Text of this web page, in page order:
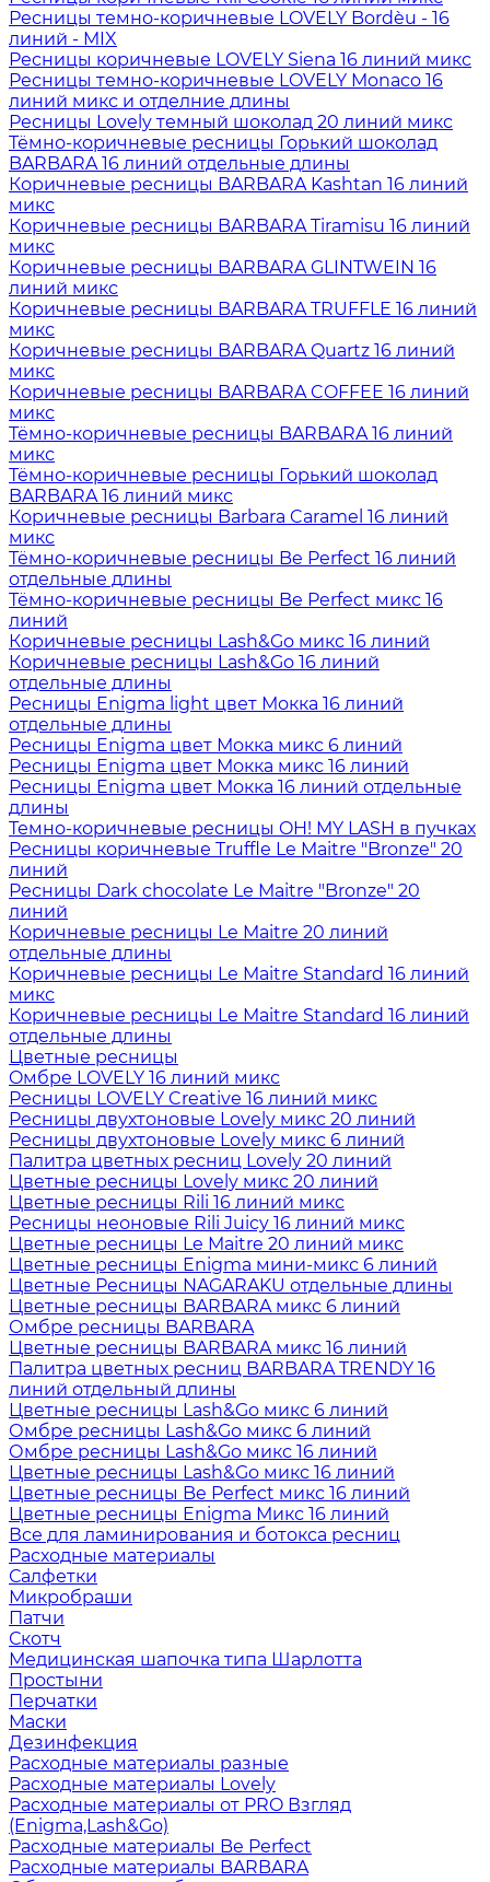
Ресницы темно-коричневые LOVELY Bordèu - 16
линий - MIX
Ресницы коричневые LOVELY Siena 16 линий микс
Ресницы темно-коричневые LOVELY Monaco 16
линий микс и отделние длины
Ресницы Lovely темный шоколад 20 линий микс
Тёмно-коричневые ресницы Горький шоколад
BARBARA 16 линий отдельные длины
Коричневые ресницы BARBARA Kashtan 16 линий
микс
Коричневые ресницы BARBARA Tiramisu 16 линий
микс
Коричневые ресницы BARBARA GLINTWEIN 16
линий микс
Коричневые ресницы BARBARA TRUFFLE 16 линий
микс
Коричневые ресницы BARBARA Quartz 16 линий
микс
Коричневые ресницы BARBARA COFFEE 16 линий
микс
Тёмно-коричневые ресницы BARBARA 16 линий
микс
Тёмно-коричневые ресницы Горький шоколад
BARBARA 16 линий микс
Коричневые ресницы Barbara Caramel 16 линий
микс
Тёмно-коричневые ресницы Be Perfect 16 линий
отдельные длины
Тёмно-коричневые ресницы Be Perfect микс 16
линий
Коричневые ресницы Lash&Go микс 16 линий
Коричневые ресницы Lash&Go 16 линий
отдельные длины
Ресницы Enigma light цвет Мокка 16 линий
отдельные длины
Ресницы Enigma цвет Мокка микс 6 линий
Ресницы Enigma цвет Мокка микс 16 линий
Ресницы Enigma цвет Мокка 16 линий отдельные
длины
Темно-коричневые ресницы OH! MY LASH в пучках
Ресницы коричневые Truffle Le Maitre "Bronze" 20
линий
Ресницы Dark chocolate Le Maitre "Bronze" 20
линий
Коричневые ресницы Le Maitre 20 линий
отдельные длины
Коричневые ресницы Le Maitre Standard 16 линий
микс
Коричневые ресницы Le Maitre Standard 16 линий
отдельные длины
Цветные ресницы
Oмбре LOVELY 16 линий микс
Ресницы LOVELY Creative 16 линий микс
Ресницы двухтоновые Lovely микс 20 линий
Ресницы двухтоновые Lovely микс 6 линий
Палитра цветных ресниц Lovely 20 линий
Цветные ресницы Lovely микс 20 линий
Цветные ресницы Rili 16 линий микс
Ресницы неоновые Rili Juicy 16 линий микс
Цветные ресницы Le Maitre 20 линий микс
Цветные ресницы Enigma мини-микс 6 линий
Цветные Ресницы NAGARAKU отдельные длины
Цветные ресницы BARBARA микс 6 линий
Омбре ресницы BARBARA
Цветные ресницы BARBARA микс 16 линий
Палитра цветных ресниц BARBARA TRENDY 16
линий отдельный длины
Цветные ресницы Lash&Go микс 6 линий
Омбре ресницы Lash&Go микс 6 линий
Омбре ресницы Lash&Go микс 16 линий
Цветные ресницы Lash&Go микс 16 линий
Цветные ресницы Be Perfect микс 16 линий
Цветные ресницы Enigma Микс 16 линий
Все для ламинирования и ботокса ресниц
Расходные материалы
Салфетки
Микробраши
Патчи
Скотч
Медицинская шапочка типа Шарлотта
Простыни
Перчатки
Маски
Дезинфекция
Расходные материалы разные
Расходные материалы Lovely
Расходные материалы от PRO Взгляд
(Enigma,Lash&Go)
Расходные материалы Be Perfect
Расходные материалы BARBARA